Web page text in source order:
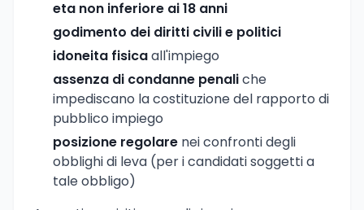
eta non inferiore ai 18 anni
godimento dei diritti civili e politici
idoneita fisicaall'impiego
assenza di condanne penaliche
impediscano la costituzione del rapporto di
pubblico impiego
posizione regolare nei confronti degli
obblighi di leva (per i candidati soggetti a
tale obbligo)